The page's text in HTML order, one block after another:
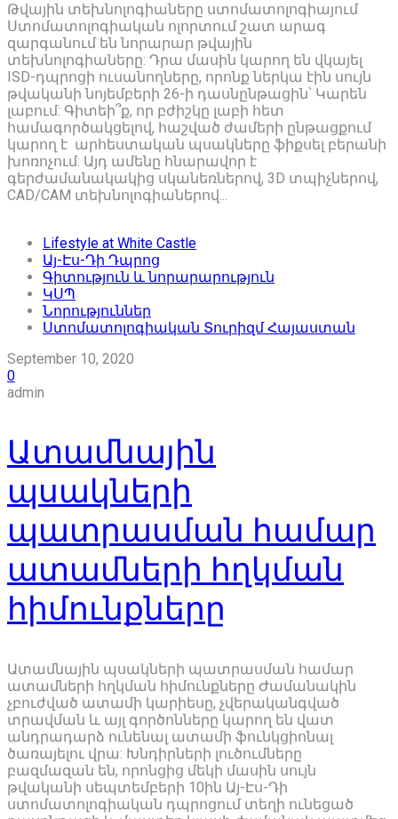
Թվային տեխնոլոգիաները ստոմատոլոգիայում
Ստոմատոլոգիական ոլորտում շատ արագ
զարգանում են նորարար թվային
տեխնոլոգիաները: Դրա մասին կարող են վկայել
ISD-դպրոցի ուսանողները, որոնք ներկա էին սույն
թվականի նոյեմբերի 26-ի դասնընթացին՝ Կարեն
լաբում: Գիտեի՞ք, որ բժիշկը լաբի հետ
համագործակցելով, հաշված ժամերի ընթացքում
կարող է արհեստական պսակները ֆիքսել բերանի
խոռոչում: Այդ ամենը հնարավոր է
գերժամանակակից սկանեռներով, 3D տպիչներով,
CAD/CAM տեխնոլոգիաներով...
Lifestyle at White Castle
Այ-Էս-Դի Դպրոց
Գիտություն և նորարարություն
ԿՍՊ
Նորություններ
Ստոմատոլոգիական Տուրիզմ Հայաստան
September 10, 2020
0
admin
Ատամնային
պսակների
պատրասման համար
ատամների հղկման
հիմունքները
Ատամնային պսակների պատրասման համար
ատամների հղկման հիմունքները Ժամանակին
չբուժված ատամի կարիեսը, չվերականգված
տրավման և այլ գործոնները կարող են վատ
անդրադարձ ունենալ ատամի ֆունկցիոնալ
ծառայելու վրա: Խնդիրների լուծումները
բազմազան են, որոնցից մեկի մասին սույն
թվականի սեպտեմբերի 10ին Այ-Էս-Դի
ստոմատոլոգիական դպրոցում տեղի ունեցած